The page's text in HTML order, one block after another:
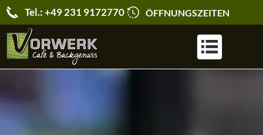
Tel.: +49 231 9172770 ÖFFNUNGSZEITEN